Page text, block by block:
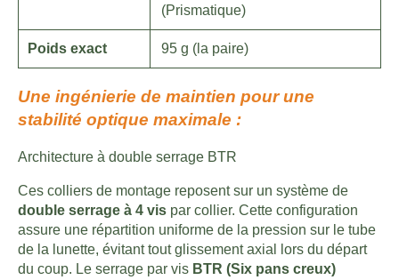
(Prismatique)
Poids exact 95 g (la paire)
Une ingénierie de maintien pour une
stabilité optique maximale :
Architecture à double serrage BTR
Ces colliers de montage reposent sur un système de
double serrage à 4 vis par collier. Cette configuration
assure une répartition uniforme de la pression sur le tube
de la lunette, évitant tout glissement axial lors du départ
du coup. Le serrage par vis BTR (Six pans creux)